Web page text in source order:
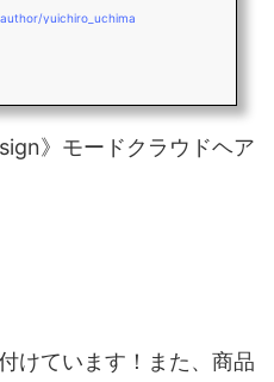
yuichiro_uchima
》モードクラウドヘア
けています！また、商品